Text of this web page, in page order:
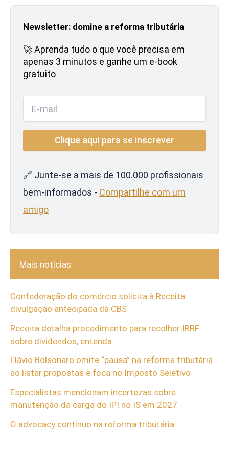
Newsletter: domine a reforma tributária
🚀 Aprenda tudo o que você precisa em
apenas 3 minutos e ganhe um e-book
gratuito
🔗 Junte-se a mais de 100.000 profissionais
bem-informados - Compartilhe com um
amigo
Mais notícias
Confederação do comércio solicita à Receita
divulgação antecipada da CBS
Receita detalha procedimento para recolher IRRF
sobre dividendos; entenda
Flávio Bolsonaro omite “pausa” na reforma tributária
ao listar propostas e foca no Imposto Seletivo
Especialistas mencionam incertezas sobre
manutenção da carga do IPI no IS em 2027
O advocacy contínuo na reforma tributária